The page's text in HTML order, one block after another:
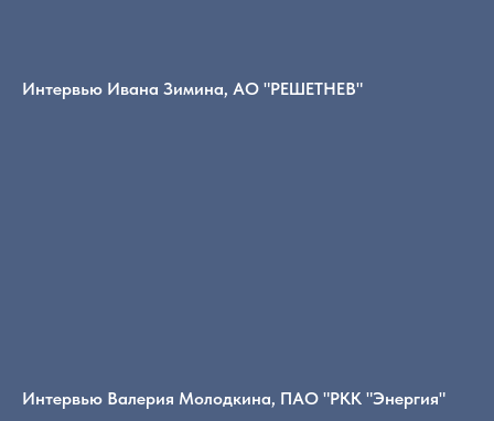
Интервью Ивана Зимина, АО "РЕШЕТНЕВ"
Интервью Валерия Молодкина, ПАО "РКК "Энергия"